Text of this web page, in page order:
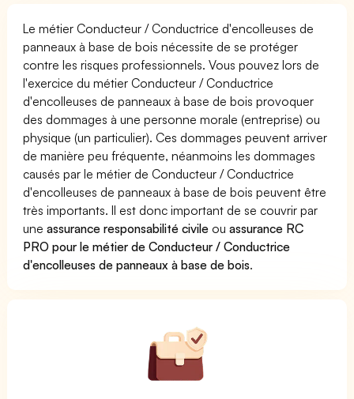
Le métier Conducteur / Conductrice d'encolleuses de
panneaux à base de bois nécessite de se protéger
contre les risques professionnels. Vous pouvez lors de
l'exercice du métier Conducteur / Conductrice
d'encolleuses de panneaux à base de bois provoquer
des dommages à une personne morale (entreprise) ou
physique (un particulier). Ces dommages peuvent arriver
de manière peu fréquente, néanmoins les dommages
causés par le métier de Conducteur / Conductrice
d'encolleuses de panneaux à base de bois peuvent être
très importants. Il est donc important de se couvrir par
uneassurance responsabilité civile ouassurance RC
PRO pour le métier de Conducteur / Conductrice
d'encolleuses de panneaux à base de bois.